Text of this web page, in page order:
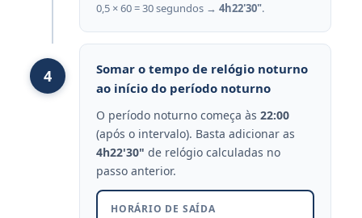
0,5 × 60 = 30 segundos → 4h22'30".
4
Somar o tempo de relógio noturno
ao início do período noturno
O período noturno começa às 22:00
(após o intervalo). Basta adicionar as
4h22'30" de relógio calculadas no
passo anterior.
HORÁRIO DE SAÍDA